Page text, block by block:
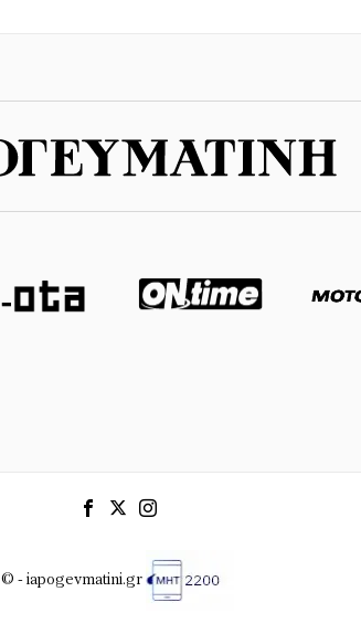
© - iapogevmatini.gr